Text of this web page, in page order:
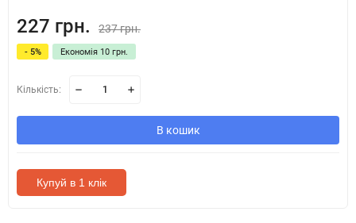
227 грн. 237 грн.
- 5% Економія 10 грн.
Кількість:
В кошик
Купуй в 1 клік